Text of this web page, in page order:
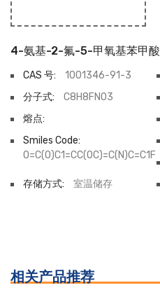
4-氨基-2-氟-5-甲氧基苯甲酸
CAS 号: 1001346-91-3
分子式:
C8H8FNO3
熔点:
Smiles Code:
O=C(O)C1=CC(OC)=C(N)C=C1F
存储方式:
室温储存
相关产品推荐